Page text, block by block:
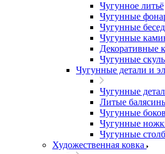
Чугунное литьё
Чугунные
Чугунные
Чугунные
Декоративные
Чугунные
Чугунные детали и
Чугунные
Литые
Чугунные
Чугунные
Чугунные
Художественная ковка